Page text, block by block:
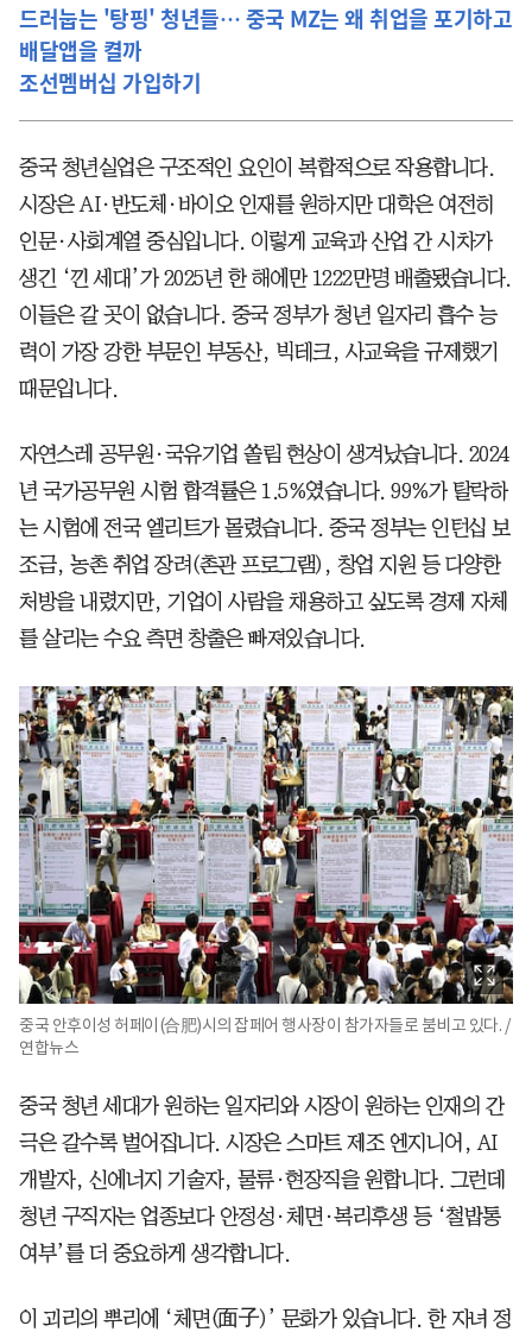
드러눕는 '탕핑' 청년들… 중국 MZ는 왜 취업을 포기하고
배달앱을 켤까
조선멤버십 가입하기
중국 청년실업은 구조적인 요인이 복합적으로 작용합니다.
시장은 AI·반도체·바이오 인재를 원하지만 대학은 여전히
인문·사회계열 중심입니다. 이렇게 교육과 산업 간 시차가
생긴 ‘낀 세대’가 2025년 한 해에만 1222만명 배출됐습니다.
이들은 갈 곳이 없습니다. 중국 정부가 청년 일자리 흡수 능
력이 가장 강한 부문인 부동산, 빅테크, 사교육을 규제했기
때문입니다.
자연스레 공무원·국유기업 쏠림 현상이 생겨났습니다. 2024
년 국가공무원 시험 합격률은 1.5%였습니다. 99%가 탈락하
는 시험에 전국 엘리트가 몰렸습니다. 중국 정부는 인턴십 보
조금, 농촌 취업 장려(촌관 프로그램), 창업 지원 등 다양한
처방을 내렸지만, 기업이 사람을 채용하고 싶도록 경제 자체
를 살리는 수요 측면 창출은 빠져있습니다.
중국 안후이성 허페이(合肥)시의 잡페어 행사장이 참가자들로 붐비고 있다. /
연합뉴스
중국 청년 세대가 원하는 일자리와 시장이 원하는 인재의 간
극은 갈수록 벌어집니다. 시장은 스마트 제조 엔지니어, AI
개발자, 신에너지 기술자, 물류·현장직을 원합니다. 그런데
청년 구직자는 업종보다 안정성·체면·복리후생 등 ‘철밥통
여부’를 더 중요하게 생각합니다.
이 괴리의 뿌리에 ‘체면(面子)’ 문화가 있습니다. 한 자녀 정